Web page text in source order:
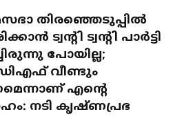
തിരഞ്ഞെടുപ്പിൽ
ട്വന്റി ട്വന്റി പാർട്ടി
പോയില്ല;
വീണ്ടും
എന്റെ
നടി കൃഷ്ണപ്രഭ